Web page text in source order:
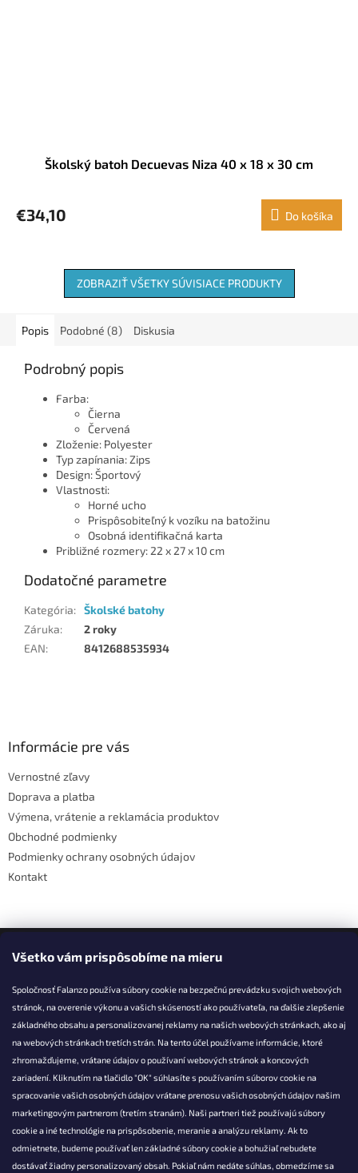
Všetko vám prispôsobíme na mieru
Spoločnosť Falanzo používa súbory cookie na bezpečnú prevádzku svojich webových
stránok, na overenie výkonu a vašich skúseností ako používateľa, na ďalšie zlepšenie
základného obsahu a personalizovanej reklamy na našich webových stránkach, ako aj
na webových stránkach tretích strán. Na tento účel používame informácie, ktoré
zhromažďujeme, vrátane údajov o používaní webových stránok a koncových
zariadení. Kliknutím na tlačidlo "OK" súhlasíte s používaním súborov cookie na
spracovanie vašich osobných údajov vrátane prenosu vašich osobných údajov našim
marketingovým partnerom (tretím stranám). Naši partneri tiež používajú súbory
cookie a iné technológie na prispôsobenie, meranie a analýzu reklamy. Ak to
odmietnete, budeme používať len základné súbory cookie a bohužiaľ nebudete
dostávať žiadny personalizovaný obsah. Pokiaľ nám nedáte súhlas, obmedzíme sa
Školský batoh Decuevas Niza 40 x 18 x 30 cm
€34,10 Do košíka
ZOBRAZIŤ VŠETKY SÚVISIACE PRODUKTY
Popis Podobné (8) Diskusia
Podrobný popis
Farba:
Čierna
Červená
Zloženie: Polyester
Typ zapínania: Zips
Design: Športový
Vlastnosti:
Horné ucho
Prispôsobiteľný k vozíku na batožinu
Osobná identifikačná karta
Približné rozmery: 22 x 27 x 10 cm
Dodatočné parametre
Kategória: Školské batohy
Záruka:
2 roky
EAN: 8412688535934
Informácie pre vás
Vernostné zľavy
Doprava a platba
Výmena, vrátenie a reklamácia produktov
Obchodné podmienky
Podmienky ochrany osobných údajov
Kontakt
Facebook
KONTAKT
info@falanzo.sk
Falanzo.sk
FalanzoSK